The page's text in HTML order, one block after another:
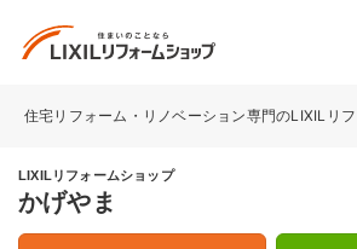
住宅リフォーム・リノベーション専門のLIXILリ
LIXILリフォームショップ
かげやま